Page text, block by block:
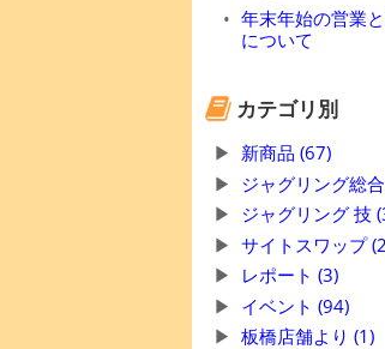
年末年始の営業
について
カテゴリ別
新商品 (67)
ジャグリング総
ジャグリング 技
サイトスワップ
レポート (3)
イベント (94)
板橋店舗より (1)